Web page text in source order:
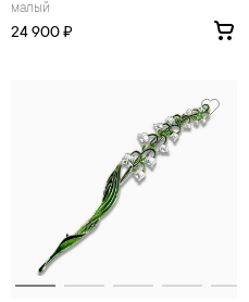
малый
24 900 ₽